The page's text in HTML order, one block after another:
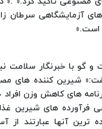
آزمایشگاهی سرطان
گو با خبرنگار سلامت
شیرین کننده های
های کاهش وزن افراد
فرآورده های شیرین
آنها عبارتند از